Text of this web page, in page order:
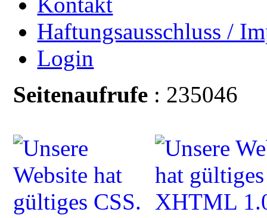
Haftungsausschluss /
Login
Seitenaufrufe : 235046